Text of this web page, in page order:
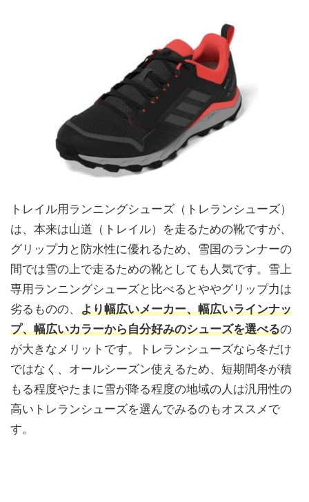
トレイル用ランニングシューズ（トレランシューズ）
は、本来は山道（トレイル）を走るための靴ですが、
グリップ力と防水性に優れるため、雪国のランナーの
間では雪の上で走るための靴としても人気です。雪上
専用ランニングシューズと比べるとややグリップ力は
劣るものの、 より幅広いメーカー、幅広いラインナッ
プ、幅広いカラーから自分好みのシューズを選べるの
が大きなメリットです。トレランシューズなら冬だけ
ではなく、オールシーズン使えるため、短期間冬が積
もる程度やたまに雪が降る程度の地域の人は汎用性の
高いトレランシューズを選んでみるのもオススメで
す。